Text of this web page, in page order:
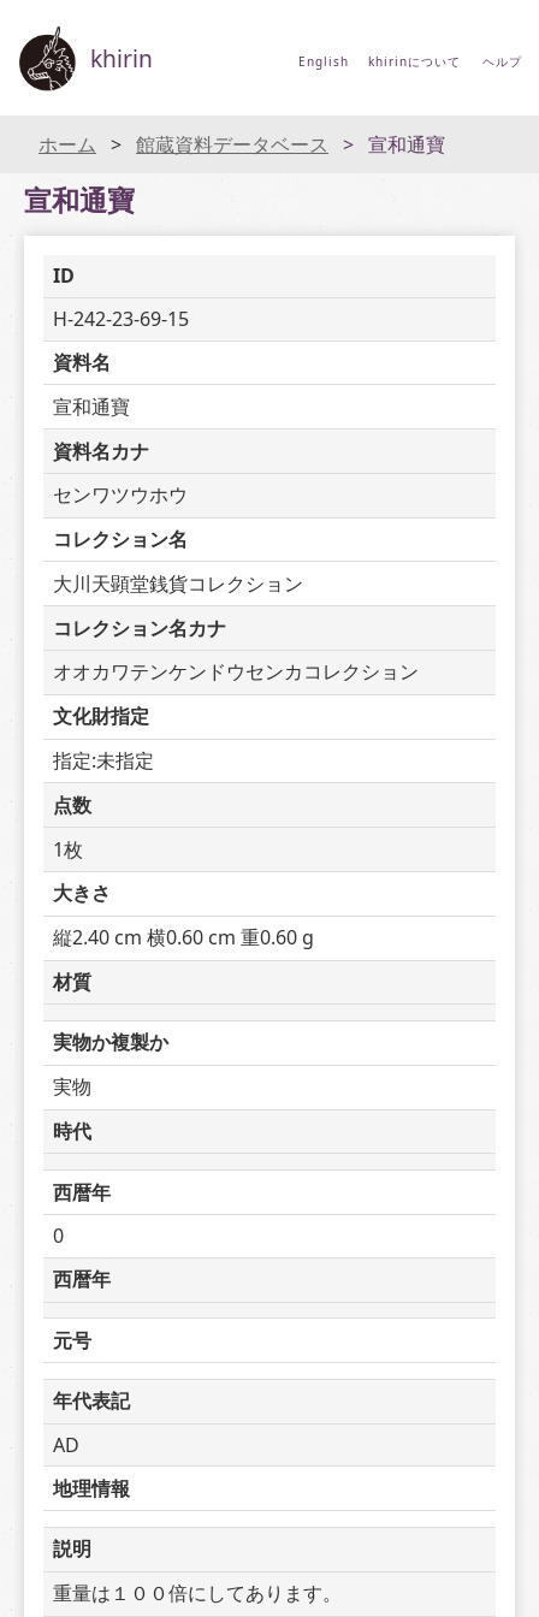
khirin English khirinについて ヘルプ
ホーム 館蔵資料データベース 宣和通寶
宣和通寶
ID
H-242-23-69-15
資料名
宣和通寶
資料名カナ
センワツウホウ
コレクション名
大川天顕堂銭貨コレクション
コレクション名カナ
オオカワテンケンドウセンカコレクション
文化財指定
指定:未指定
点数
1枚
大きさ
縦2.40 cm 横0.60 cm 重0.60 g
材質
実物か複製か
実物
時代
西暦年
0
西暦年
元号
年代表記
AD
地理情報
説明
重量は１００倍にしてあります。